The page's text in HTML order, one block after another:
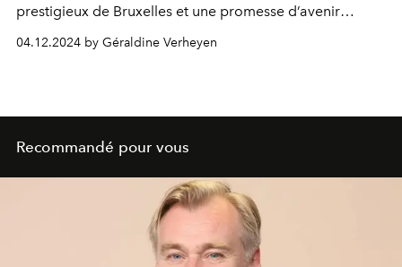
prestigieux de Bruxelles et une promesse d’avenir
éblouissant.
04.12.2024 by Géraldine Verheyen
Recommandé pour vous